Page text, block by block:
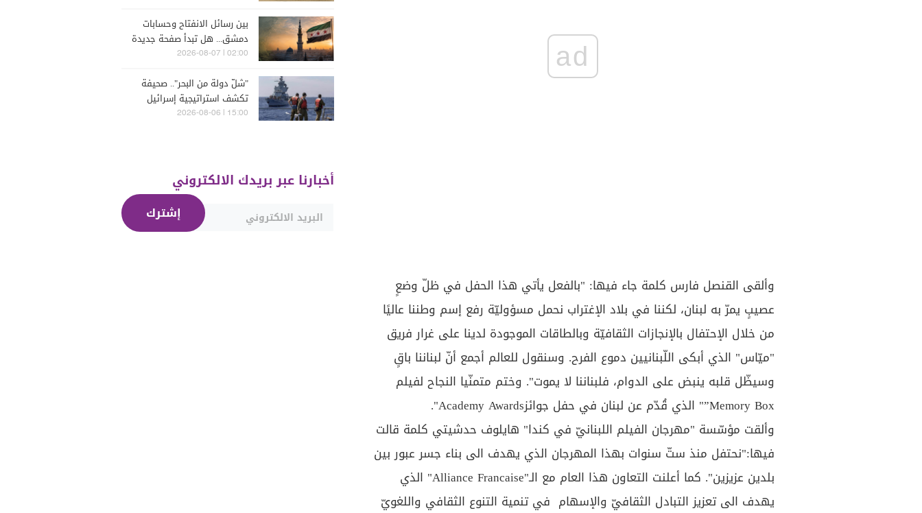
ad
وألقى القنصل فارس كلمة جاء فيها: "بالفعل يأتي هذا الحفل في ظلّ وضعٍ
عصيبٍ يمرّ به لبنان، لكننا في بلاد الإغتراب نحمل مسؤوليّة رفع إسم وطننا عاليًا
من خلال الإحتفال بالإنجازات الثقافيّة وبالطاقات الموجودة لدينا على غرار فريق
"ميّاس" الذي أبكى اللّبنانيين دموع الفرح. وسنقول للعالم أجمع أنّ لبناننا باقٍ
وسيظّل قلبه ينبض على الدوام، فلبناننا لا يموت". وختم متمنّيا النجاح لفيلم
Memory Box”" الذي قُدّم عن لبنان في حفل جوائزAcademy Awards".
وألقت مؤسّسة "مهرجان الفيلم اللبنانيّ في كندا" هايلوف حدشيتي كلمة قالت
فيها:"نحتفل منذ ستّ سنوات بهذا المهرجان الذي يهدف الى بناء جسر عبور بين
بلدين عزيزين". كما أعلنت التعاون هذا العام مع الـ"Alliance Francaise" الذي
يهدف الى تعزيز التبادل الثقافيّ والإسهام في تنمية التنوع الثقافي واللغويّ
بين رسائل الانفتاح وحسابات
دمشق... هل تبدأ صفحة جديدة
بين "حزب الله" وسوريا -
02:00 | 2026-08-07
"شلّ دولة من البحر".. صحيفة
تكشف استراتيجية إسرائيل
البحرية الجديدة في مواجهة
15:00 | 2026-08-06
أخبارنا عبر بريدك الالكتروني
إشترك